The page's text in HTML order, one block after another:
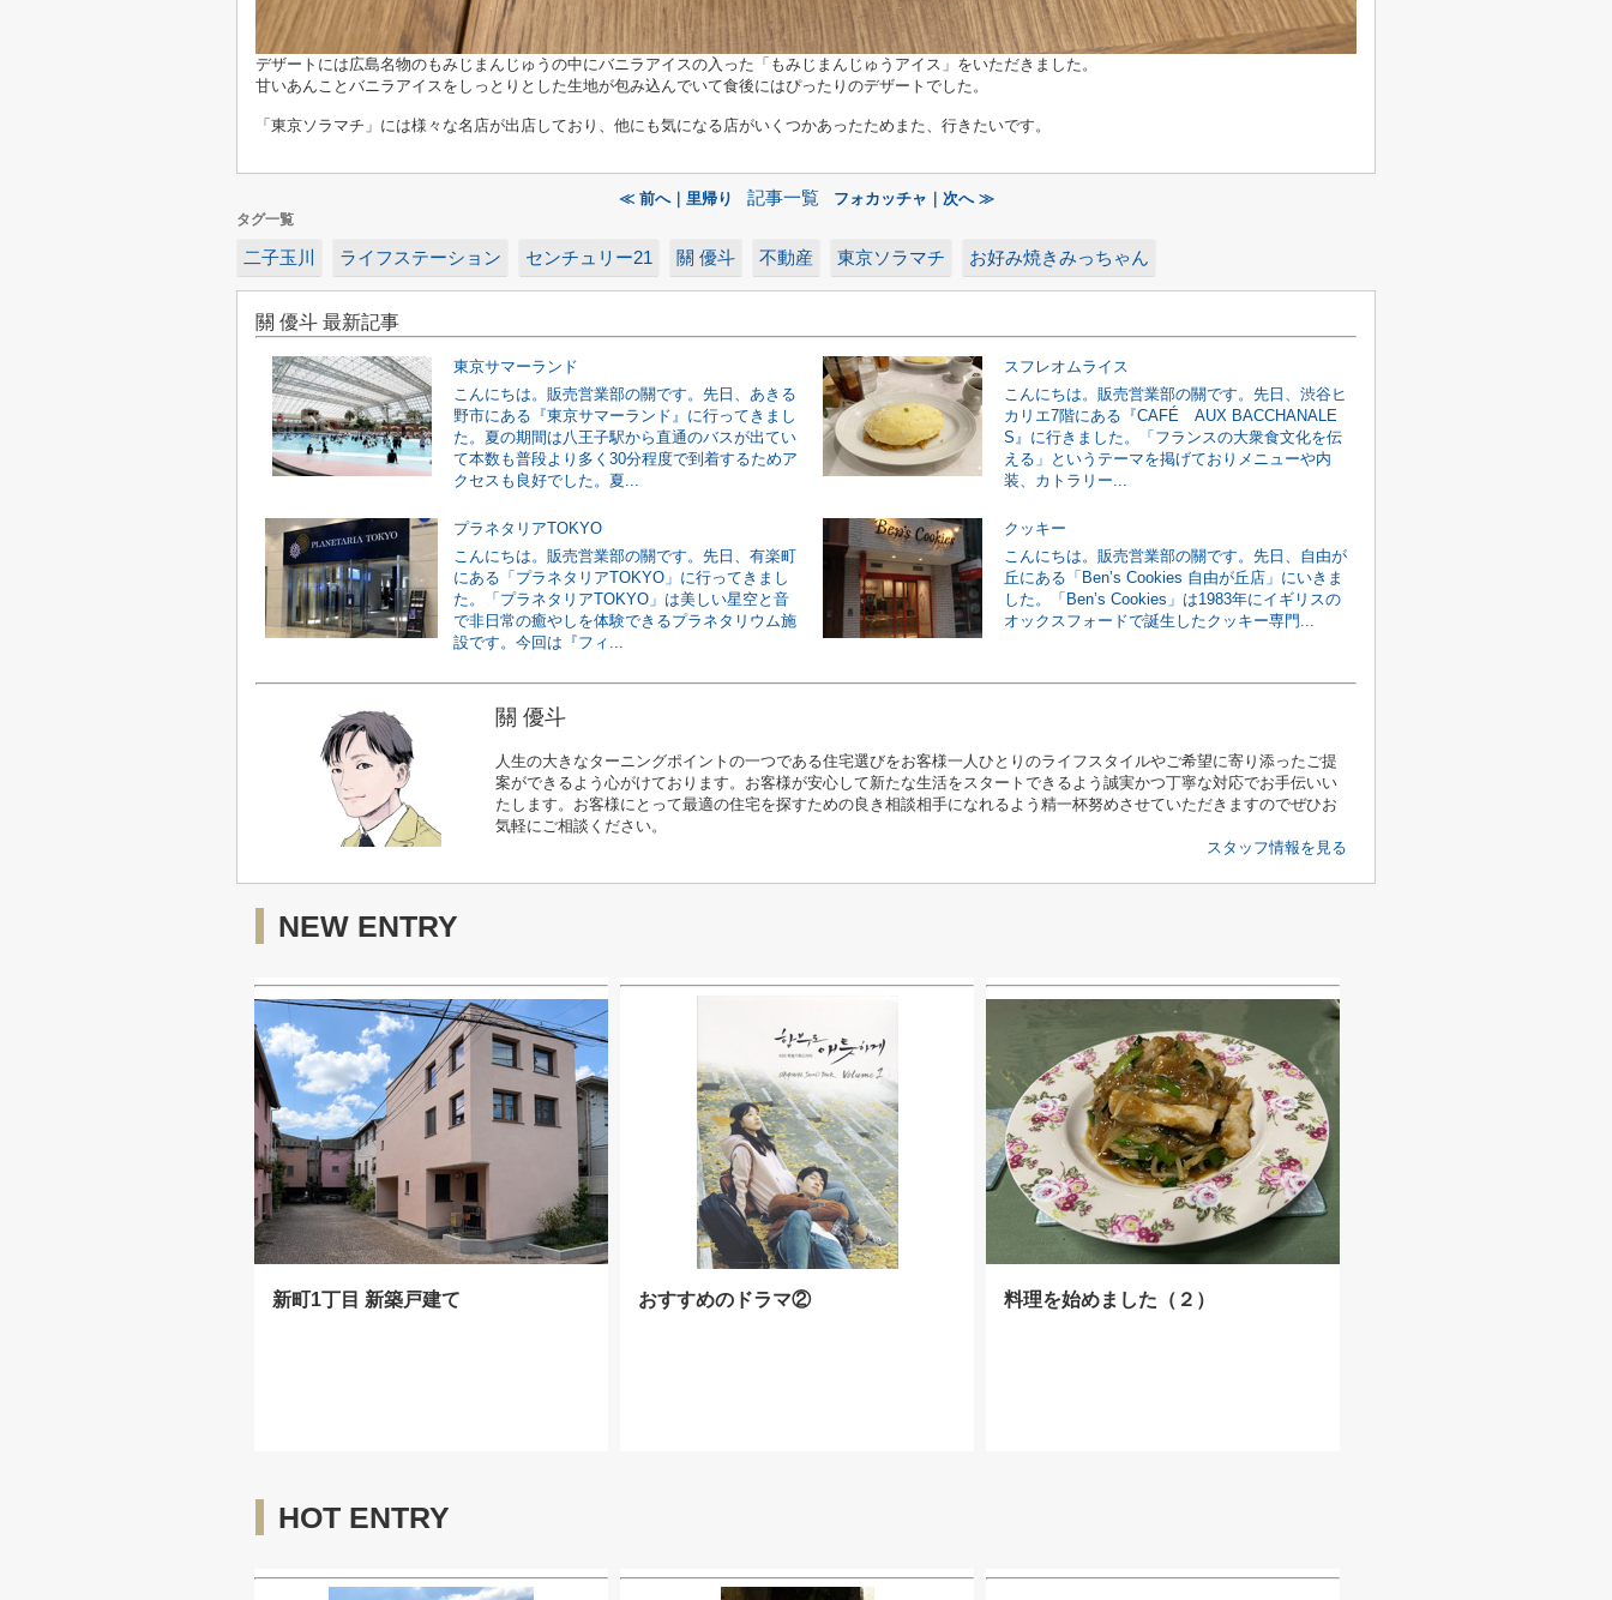
デザートには広島名物のもみじまんじゅうの中にバニラアイスの入った「もみじまんじゅうアイス」をいただきました。
甘いあんことバニラアイスをしっとりとした生地が包み込んでいて食後にはぴったりのデザートでした。
「東京ソラマチ」には様々な名店が出店しており、他にも気になる店がいくつかあったためまた、行きたいです。
≪ 前へ｜里帰り 記事一覧 フォカッチャ｜次へ ≫
タグ一覧
二子玉川 ライフステーション センチュリー21 關 優斗 不動産 東京ソラマチ お好み焼きみっちゃん
關 優斗 最新記事
東京サマーランド
こんにちは。販売営業部の關です。先日、あきる
野市にある『東京サマーランド』に行ってきまし
た。夏の期間は八王子駅から直通のバスが出てい
て本数も普段より多く30分程度で到着するためア
クセスも良好でした。夏...
スフレオムライス
こんにちは。販売営業部の關です。先日、渋谷ヒ
カリエ7階にある『CAFÉ AUX BACCHANALE
S』に行きました。「フランスの大衆食文化を伝
える」というテーマを掲げておりメニューや内
装、カトラリー...
プラネタリアTOKYO
こんにちは。販売営業部の關です。先日、有楽町
にある「プラネタリアTOKYO」に行ってきまし
た。「プラネタリアTOKYO」は美しい星空と音
で非日常の癒やしを体験できるプラネタリウム施
設です。今回は『フィ...
クッキー
こんにちは。販売営業部の關です。先日、自由が
丘にある「Ben’s Cookies 自由が丘店」にいきま
した。「Ben’s Cookies」は1983年にイギリスの
オックスフォードで誕生したクッキー専門...
關 優斗
人生の大きなターニングポイントの一つである住宅選びをお客様一人ひとりのライフスタイルやご希望に寄り添ったご提
案ができるよう心がけております。お客様が安心して新たな生活をスタートできるよう誠実かつ丁寧な対応でお手伝いい
たします。お客様にとって最適の住宅を探すための良き相談相手になれるよう精一杯努めさせていただきますのでぜひお
気軽にご相談ください。
スタッフ情報を見る
NEW ENTRY
新町1丁目 新築戸建て おすすめのドラマ② 料理を始めました（２）
HOT ENTRY